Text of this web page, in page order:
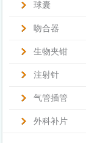
球囊
吻合器
生物夹钳
注射针
气管插管
外科补片